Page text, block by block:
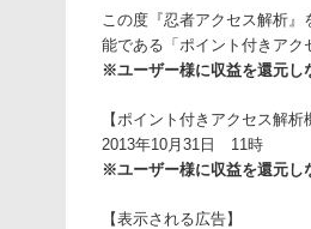
この度『忍者アクセス解析
能である「ポイント付きアク
※ユーザー様に収益を還元し
【ポイント付きアクセス解析
2013年10月31日 11時
※ユーザー様に収益を還元し
【表示される広告】